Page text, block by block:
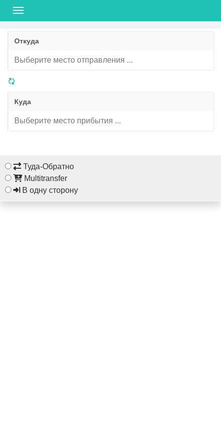
Откуда
Куда
Туда-Обратно
Multitransfer
В одну сторону